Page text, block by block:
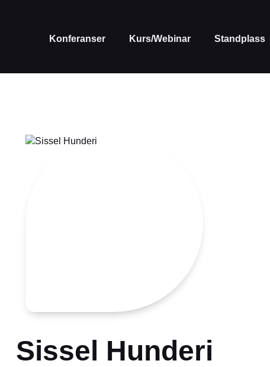
Konferanser Kurs/Webinar Standplass
Sissel Hunderi